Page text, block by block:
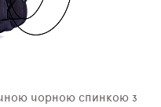
чорною спинкою з